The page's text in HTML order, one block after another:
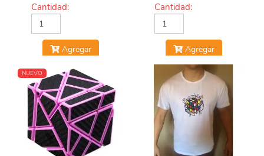
Cantidad:
Agregar
Cantidad:
Agregar
NUEVO